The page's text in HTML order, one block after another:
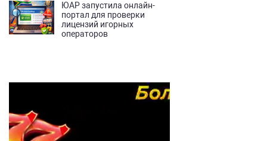
ЮАР запустила онлайн-
портал для проверки
лицензий игорных
операторов